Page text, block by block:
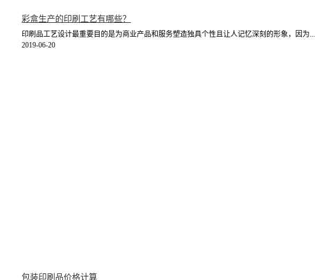
彩盒生产的印刷工艺有哪些？
印刷品工艺设计最重要目的是为商业产品和服务塑造独具个性且让人记忆深刻的形象，因为...
2019-06-20
包装印刷品价格计算